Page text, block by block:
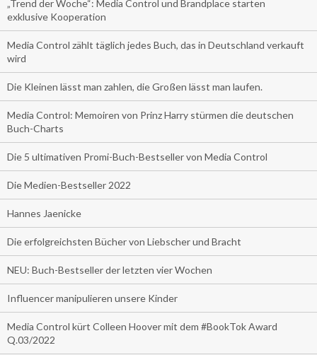
„Trend der Woche“: Media Control und Brandplace starten
exklusive Kooperation
Media Control zählt täglich jedes Buch, das in Deutschland verkauft
wird
Die Kleinen lässt man zahlen, die Großen lässt man laufen.
Media Control: Memoiren von Prinz Harry stürmen die deutschen
Buch-Charts
Die 5 ultimativen Promi-Buch-Bestseller von Media Control
Die Medien-Bestseller 2022
Hannes Jaenicke
Die erfolgreichsten Bücher von Liebscher und Bracht
NEU: Buch-Bestseller der letzten vier Wochen
Influencer manipulieren unsere Kinder
Media Control kürt Colleen Hoover mit dem #BookTok Award
Q.03/2022